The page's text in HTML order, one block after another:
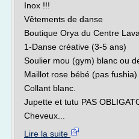
Inox !!!
Vêtements de danse
Boutique Orya du Centre
1-Danse créative (3-5 ans)
Soulier mou (gym) blanc ou
Maillot rose bébé (pas fushia)
Collant blanc.
Jupette et tutu PAS
Cheveux...
Lire la suite